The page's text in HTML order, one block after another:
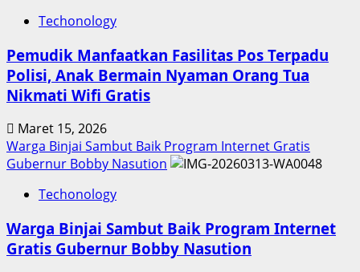
Techonology
Pemudik Manfaatkan Fasilitas Pos Terpadu
Polisi, Anak Bermain Nyaman Orang Tua
Nikmati Wifi Gratis
Maret 15, 2026
Warga Binjai Sambut Baik Program Internet Gratis
Gubernur Bobby Nasution
Techonology
Warga Binjai Sambut Baik Program Internet
Gratis Gubernur Bobby Nasution